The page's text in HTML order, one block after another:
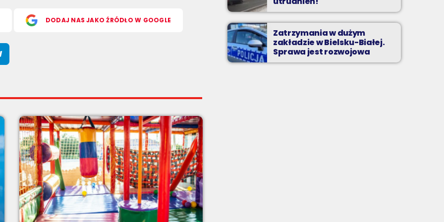
DODAJ NAS JAKO ŹRÓDŁO W GOOGLE
Zatrzymania w dużym
zakładzie w Bielsku-Białej.
Sprawa jest rozwojowa